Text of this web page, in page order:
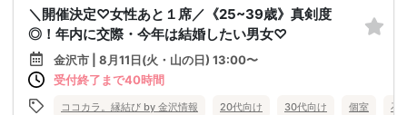
＼開催決定♡女性あと１席／《25~39歳》真剣度
◎！年内に交際・今年は結婚したい男女♡
金沢市 | 8月11日(火・山の日) 13:00〜
受付終了まで40時間
ココカラ。縁結び by 金沢情報 20代向け 30代向け 個室 石